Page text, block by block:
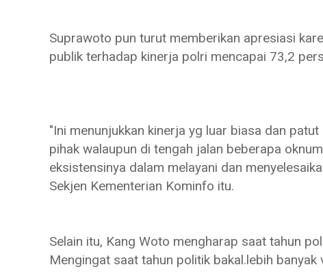
Suprawoto pun turut memberikan apresiasi
publik terhadap kinerja polri mencapai 73,2
"Ini menunjukkan kinerja yg luar biasa dan
pihak walaupun di tengah jalan beberapa
eksistensinya dalam melayani dan
Sekjen Kementerian Kominfo itu.
Selain itu, Kang Woto mengharap saat tahun
Mengingat saat tahun politik bakal.lebih banyak